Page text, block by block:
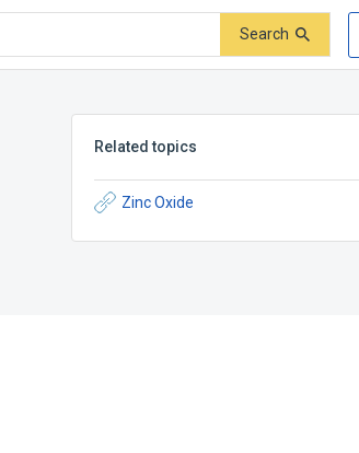
Search
Related topics
Zinc Oxide